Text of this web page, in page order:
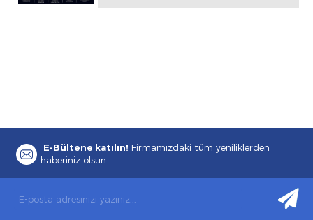
E-Bültene katılın! Firmamızdaki tüm yeniliklerden
haberiniz olsun.